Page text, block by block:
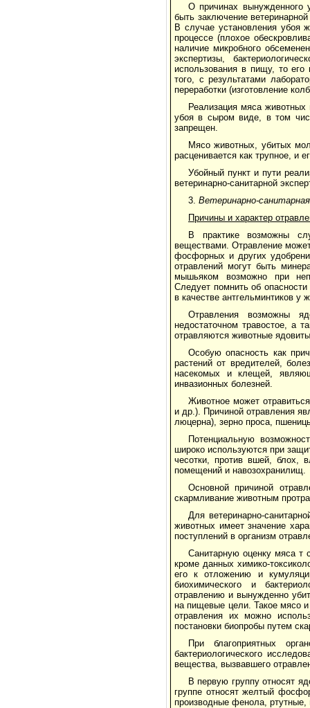
О причинах вынужденного
быть заключение
В случае установления убоя
процессе (плохое
наличие микробного
экспертизы,
использования в пищу, то его
того, с результатами
переработки (изготовление
Реализация мяса
убоя в сыром виде, в том
запрещен.
Мясо животных, убитых
расценивается как трупное, и
Убойный пункт и пути
ветеринарно-санитарной
3. Ветеринарно-
Причины и характер
В практике возможны
веществами. Отравление
фосфорных и других
отравлений могут быть
мышьяком возможно при
Следует помнить об
в качестве антгельминтиков у
Отравления возможны
недостаточном травостое, а
отравляются животные
Особую опасность как
растений от вредителей,
насекомых и клещей,
инвазионных болезней.
Животное может
и др.). Причиной отравления
люцерна), зерно проса,
Потенциальную
широко используются при
чесотки, против вшей, блох,
помещений и навозохранилищ.
Основной причиной
скармливание животным
Для ветеринарно-
животных имеет значение
поступлений в организм
Санитарную оценку мяса т
кроме данных химико-
его к отложению и
биохимического и
отравлению и вынужденно
на пищевые цели. Такое мясо и
отравления их можно
постановки биопробы путем
При благоприятных
бактериологического
вещества, вызвавшего
В первую группу относят
группе относят желтый
производные фенола,